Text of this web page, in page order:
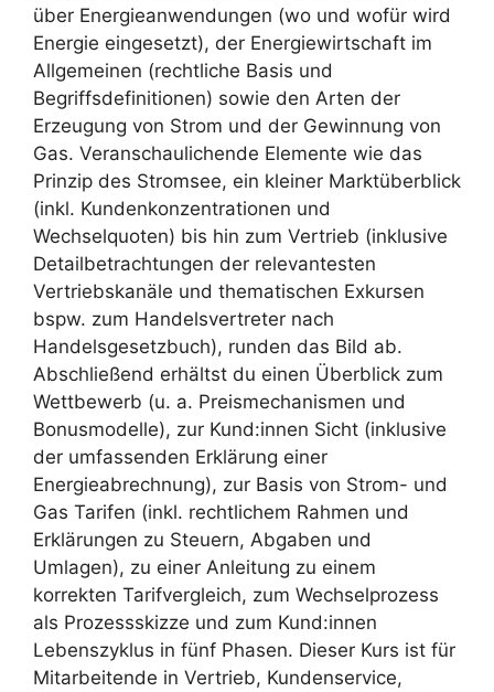
über Energieanwendungen (wo und wofür wird
Energie eingesetzt), der Energiewirtschaft im
Allgemeinen (rechtliche Basis und
Begriffsdefinitionen) sowie den Arten der
Erzeugung von Strom und der Gewinnung von
Gas. Veranschaulichende Elemente wie das
Prinzip des Stromsee, ein kleiner Marktüberblick
(inkl. Kundenkonzentrationen und
Wechselquoten) bis hin zum Vertrieb (inklusive
Detailbetrachtungen der relevantesten
Vertriebskanäle und thematischen Exkursen
bspw. zum Handelsvertreter nach
Handelsgesetzbuch), runden das Bild ab.
Abschließend erhältst du einen Überblick zum
Wettbewerb (u. a. Preismechanismen und
Bonusmodelle), zur Kund:innen Sicht (inklusive
der umfassenden Erklärung einer
Energieabrechnung), zur Basis von Strom- und
Gas Tarifen (inkl. rechtlichem Rahmen und
Erklärungen zu Steuern, Abgaben und
Umlagen), zu einer Anleitung zu einem
korrekten Tarifvergleich, zum Wechselprozess
als Prozessskizze und zum Kund:innen
Lebenszyklus in fünf Phasen. Dieser Kurs ist für
Mitarbeitende in Vertrieb, Kundenservice,